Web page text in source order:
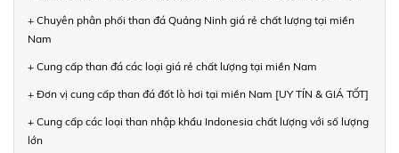
+ Chuyên phân phối than đá Quảng Ninh giá rẻ chất lượng tại miền
Nam
+ Cung cấp than đá các loại giá rẻ chất lượng tại miền Nam
+ Đơn vị cung cấp than đá đốt lò hơi tại miền Nam [UY TÍN & GIÁ TỐT]
+ Cung cấp các loại than nhập khẩu Indonesia chất lượng với số lượng
lớn